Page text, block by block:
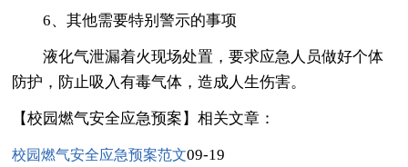
6、其他需要特别警示的事项
液化气泄漏着火现场处置，要求应急人员做好个体
防护，防止吸入有毒气体，造成人生伤害。
【校园燃气安全应急预案】相关文章：
校园燃气安全应急预案范文09-19